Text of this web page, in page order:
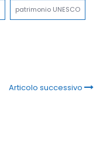
patrimonio UNESCO
Articolo successivo